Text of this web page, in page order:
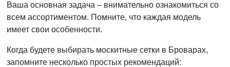
Ваша основная задача – внимательно ознакомиться со
всем ассортиментом. Помните, что каждая модель
имеет свои особенности.
Когда будете выбирать москитные сетки в Броварах,
запомните несколько простых рекомендаций: